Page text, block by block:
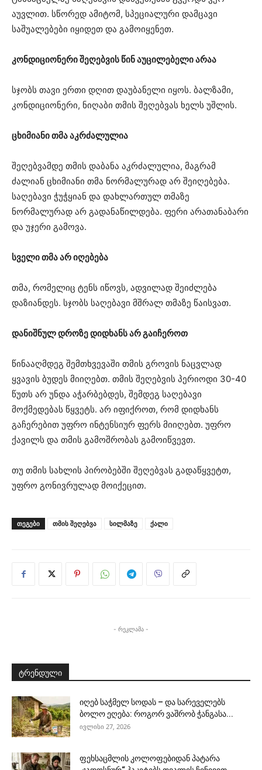
აუვლით. სწორედ ამიტომ, სპეციალური დამცავი
საშუალებები იყიდეთ და გამოიყენეთ.
კონდიციონერი შეღებვის წინ აუცილებელი არაა
სჯობს თავი ერთი დღით დაუბანელი იყოს. ბალზამი,
კონდიციონერი, ნიღაბი თმის შეღებვას ხელს უშლის.
ცხიმიანი თმა აკრძალულია
შეღებვამდე თმის დაბანა აკრძალულია, მაგრამ
ძალიან ცხიმიანი თმა ნორმალურად არ შეიღებება.
საღებავი ჭუჭყიან და დახლართულ თმაზე
ნორმალურად არ გადანაწილდება. ფერი არათანაბარი
და უჯერი გამოვა.
სველი თმა არ იღებება
თმა, რომელიც ტენს იწოვს, ადვილად შეიძლება
დაზიანდეს. სჯობს საღებავი მშრალ თმაზე წაისვათ.
დანიშნულ დროზე დიდხანს არ გაიჩეროთ
წინააღმდეგ შემთხვევაში თმის გროვის ნაცვლად
ყვავის ბუდეს მიიღებთ. თმის შეღებვის პერიოდი 30-40
წუთს არ უნდა აჭარბებდეს, შემდეგ საღებავი
მოქმედებას წყვეტს. არ იფიქროთ, რომ დიდხანს
გაჩერებით უფრო ინტენსიურ ფერს მიიღებთ. უფრო
ქავილს და თმის გამოშრობას გამოიწვევთ.
თუ თმის სახლის პირობებში შეღებვას გადაწყვეტთ,
უფრო გონივრულად მოიქეცით.
ᲗᲔᲒᲔᲑᲘ თმის შეღებვა სილმაზე ქალი
- რეკლამა -
ტრენდული
იღებ საჭმელ სოდას – და სარეველებს
ბოლო ეღება: როგორ ვაშრობ ჭანგასა...
ივლისი 27, 2026
ფეხსაცმლის კოლოფებიდან პატარა